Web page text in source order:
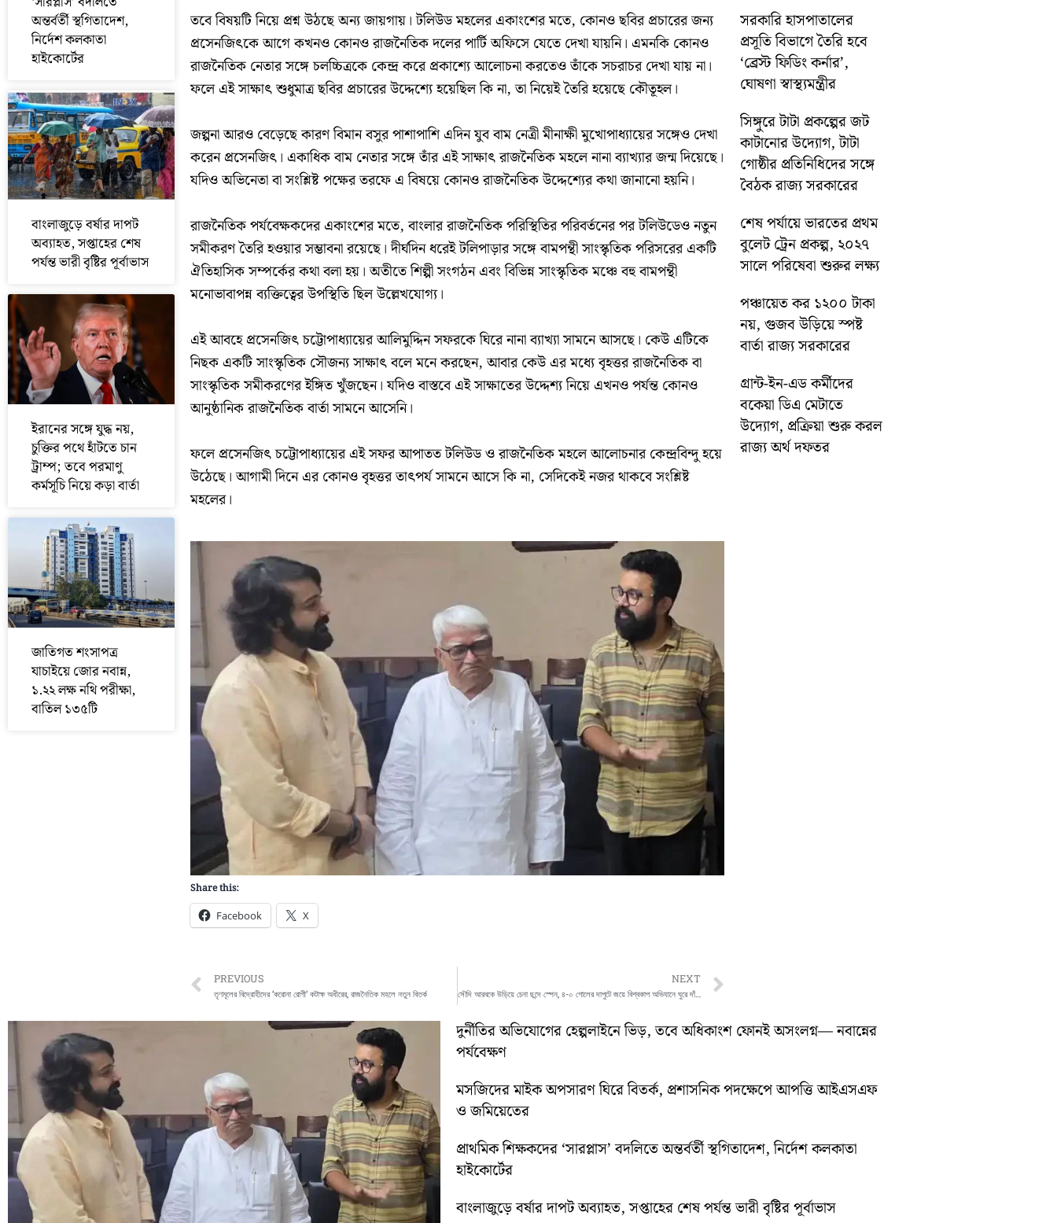
অন্তর্বর্তী স্থগিতাদেশ,
নির্দেশ কলকাতা
হাইকোর্টের
বাংলাজুড়ে বর্ষার দাপট
অব্যাহত, সপ্তাহের শেষ
পর্যন্ত ভারী বৃষ্টির পূর্বাভাস
ইরানের সঙ্গে যুদ্ধ নয়,
চুক্তির পথে হাঁটতে চান
ট্রাম্প; তবে পরমাণু
কর্মসূচি নিয়ে কড়া বার্তা
জাতিগত শংসাপত্র
যাচাইয়ে জোর নবান্ন,
১.২২ লক্ষ নথি পরীক্ষা,
বাতিল ১৩৫টি
তবে বিষয়টি নিয়ে প্রশ্ন উঠছে অন্য জায়গায়। টলিউড মহলের একাংশের মতে, কোনও ছবির প্রচারের জন্য
প্রসেনজিৎকে আগে কখনও কোনও রাজনৈতিক দলের পার্টি অফিসে যেতে দেখা যায়নি। এমনকি কোনও
রাজনৈতিক নেতার সঙ্গে চলচ্চিত্রকে কেন্দ্র করে প্রকাশ্যে আলোচনা করতেও তাঁকে সচরাচর দেখা যায় না।
ফলে এই সাক্ষাৎ শুধুমাত্র ছবির প্রচারের উদ্দেশ্যে হয়েছিল কি না, তা নিয়েই তৈরি হয়েছে কৌতূহল।
জল্পনা আরও বেড়েছে কারণ বিমান বসুর পাশাপাশি এদিন যুব বাম নেত্রী মীনাক্ষী মুখোপাধ্যায়ের সঙ্গেও দেখা
করেন প্রসেনজিৎ। একাধিক বাম নেতার সঙ্গে তাঁর এই সাক্ষাৎ রাজনৈতিক মহলে নানা ব্যাখ্যার জন্ম দিয়েছে।
যদিও অভিনেতা বা সংশ্লিষ্ট পক্ষের তরফে এ বিষয়ে কোনও রাজনৈতিক উদ্দেশ্যের কথা জানানো হয়নি।
রাজনৈতিক পর্যবেক্ষকদের একাংশের মতে, বাংলার রাজনৈতিক পরিস্থিতির পরিবর্তনের পর টলিউডেও নতুন
সমীকরণ তৈরি হওয়ার সম্ভাবনা রয়েছে। দীর্ঘদিন ধরেই টলিপাড়ার সঙ্গে বামপন্থী সাংস্কৃতিক পরিসরের একটি
ঐতিহাসিক সম্পর্কের কথা বলা হয়। অতীতে শিল্পী সংগঠন এবং বিভিন্ন সাংস্কৃতিক মঞ্চে বহু বামপন্থী
মনোভাবাপন্ন ব্যক্তিত্বের উপস্থিতি ছিল উল্লেখযোগ্য।
এই আবহে প্রসেনজিৎ চট্টোপাধ্যায়ের আলিমুদ্দিন সফরকে ঘিরে নানা ব্যাখ্যা সামনে আসছে। কেউ এটিকে
নিছক একটি সাংস্কৃতিক সৌজন্য সাক্ষাৎ বলে মনে করছেন, আবার কেউ এর মধ্যে বৃহত্তর রাজনৈতিক বা
সাংস্কৃতিক সমীকরণের ইঙ্গিত খুঁজছেন। যদিও বাস্তবে এই সাক্ষাতের উদ্দেশ্য নিয়ে এখনও পর্যন্ত কোনও
আনুষ্ঠানিক রাজনৈতিক বার্তা সামনে আসেনি।
ফলে প্রসেনজিৎ চট্টোপাধ্যায়ের এই সফর আপাতত টলিউড ও রাজনৈতিক মহলে আলোচনার কেন্দ্রবিন্দু হয়ে
উঠেছে। আগামী দিনে এর কোনও বৃহত্তর তাৎপর্য সামনে আসে কি না, সেদিকেই নজর থাকবে সংশ্লিষ্ট
মহলের।
Share this:
Facebook X
Prev
PREVIOUS
তৃণমূলের বিদ্রোহীদের ‘করোনা রোগী’ কটাক্ষ অধীরের, রাজনৈতিক মহলে নতুন বিতর্ক
NEXT
সরকারি হাসপাতালের
প্রসূতি বিভাগে তৈরি হবে
‘ব্রেস্ট ফিডিং কর্নার’,
ঘোষণা স্বাস্থ্যমন্ত্রীর
সিঙ্গুরে টাটা প্রকল্পের জট
কাটানোর উদ্যোগ, টাটা
গোষ্ঠীর প্রতিনিধিদের সঙ্গে
বৈঠক রাজ্য সরকারের
শেষ পর্যায়ে ভারতের প্রথম
বুলেট ট্রেন প্রকল্প, ২০২৭
সালে পরিষেবা শুরুর লক্ষ্য
পঞ্চায়েত কর ১২০০ টাকা
নয়, গুজব উড়িয়ে স্পষ্ট
বার্তা রাজ্য সরকারের
গ্রান্ট-ইন-এড কর্মীদের
বকেয়া ডিএ মেটাতে
উদ্যোগ, প্রক্রিয়া শুরু করল
রাজ্য অর্থ দফতর
দুর্নীতির অভিযোগের হেল্পলাইনে ভিড়, তবে অধিকাংশ ফোনই অসংলগ্ন— নবান্নের
পর্যবেক্ষণ
মসজিদের মাইক অপসারণ ঘিরে বিতর্ক, প্রশাসনিক পদক্ষেপে আপত্তি আইএসএফ
ও জমিয়েতের
প্রাথমিক শিক্ষকদের ‘সারপ্লাস’ বদলিতে অন্তর্বর্তী স্থগিতাদেশ, নির্দেশ কলকাতা
হাইকোর্টের
বাংলাজুড়ে বর্ষার দাপট অব্যাহত, সপ্তাহের শেষ পর্যন্ত ভারী বৃষ্টির পূর্বাভাস